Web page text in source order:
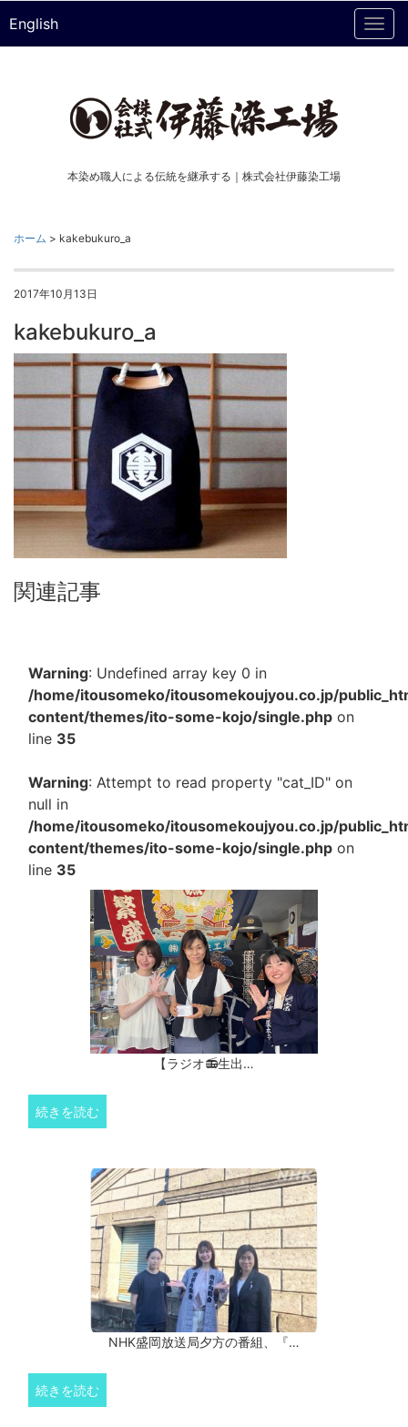
English
本染め職人による伝統を継承する｜株式会社伊藤染工場
ホーム > kakebukuro_a
2017年10月13日
kakebukuro_a
関連記事
Warning: Undefined array key 0 in
/home/itousomeko/itousomekoujyou.co.jp/
content/themes/ito-some-kojo/single.php on
line 35
Warning: Attempt to read property "cat_ID" on
null in
/home/itousomeko/itousomekoujyou.co.jp/
content/themes/ito-some-kojo/single.php on
line 35
【ラジオ📻生出…
続きを読む
NHK盛岡放送局夕方の番組、『…
続きを読む